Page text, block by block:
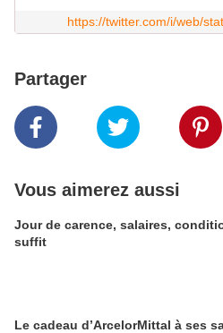
https://twitter.com/i/web/
Partager
Vous aimerez aussi
Jour de carence, salaires,
suffit
Le cadeau d’ArcelorMittal à ses